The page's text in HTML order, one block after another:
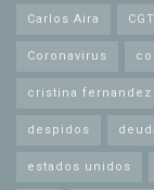
Carlos Aira CGT
Coronavirus
cristina
despidos
estados unidos